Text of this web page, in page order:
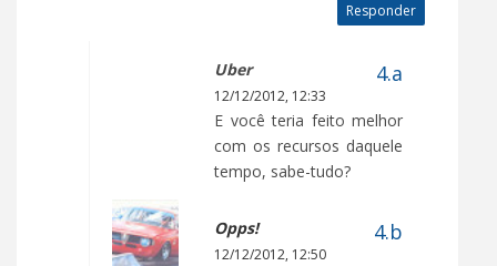
Responder
Uber
12/12/2012, 12:33
E você teria feito melhor
com os recursos daquele
tempo, sabe-tudo?
Opps!
12/12/2012, 12:50